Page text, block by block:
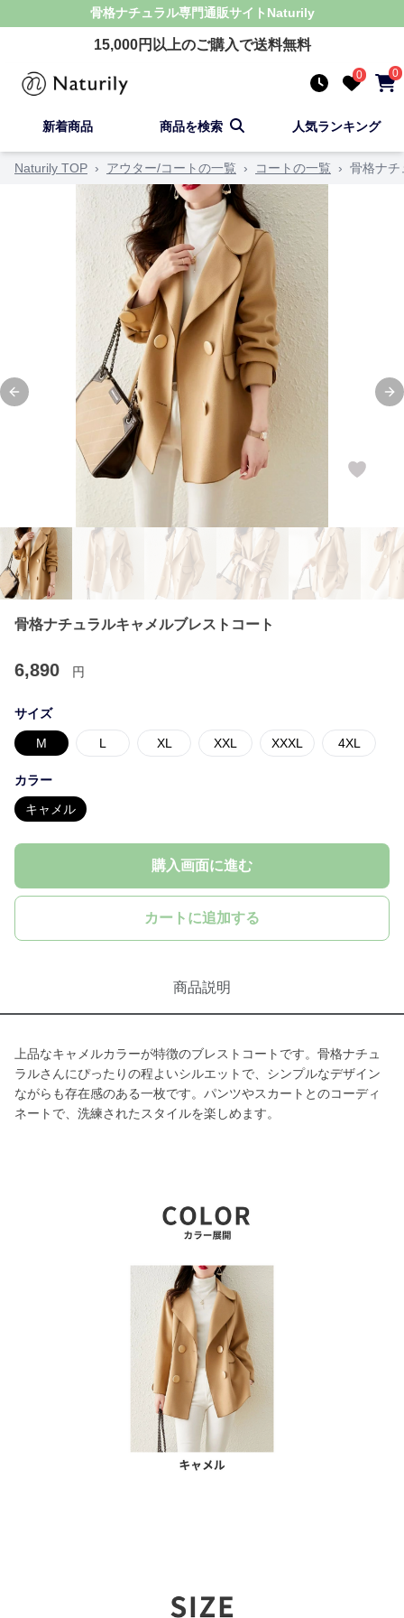
骨格ナチュラル専門通販サイト Naturily
15,000円以上のご購入で送料無料
0 0
新着商品 商品を検索 人気ランキング
Naturily TOP › アウター/コートの一覧 › コートの一覧 › 骨格ナチ
Previous slide
骨格ナチュラルキャメルブレストコート
6,890 円
サイズ
M L XL XXL XXXL 4XL
カラー
キャメル
購入画面に進む
カートに追加する
商品説明
上品なキャメルカラーが特徴のブレストコートです。骨格ナチュ
ラルさんにぴったりの程よいシルエットで、シンプルなデザイン
ながらも存在感のある一枚です。パンツやスカートとのコーディ
ネートで、洗練されたスタイルを楽しめます。